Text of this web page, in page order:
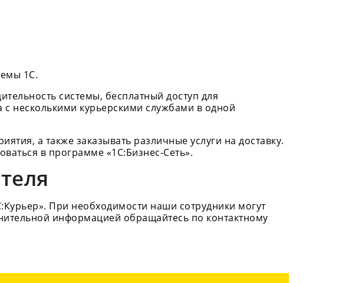
1С.
системы, бесплатный доступ для
с несколькими курьерскими службами в одной
а также заказывать различные услуги на доставку.
в программе «1С:Бизнес-Сеть».
При необходимости наши сотрудники могут
информацией обращайтесь по контактному